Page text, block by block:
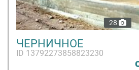
28
ЧЕРНИЧНОЕ
ID 13792273858823230